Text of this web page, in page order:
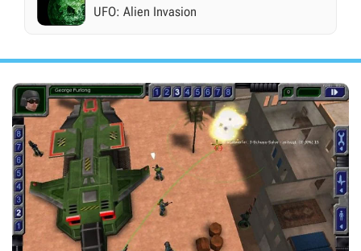
UFO: Alien Invasion